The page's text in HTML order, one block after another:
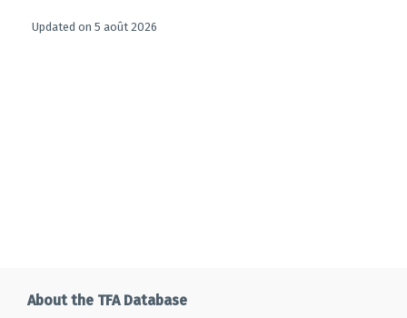
Updated on 5 août 2026
About the TFA Database